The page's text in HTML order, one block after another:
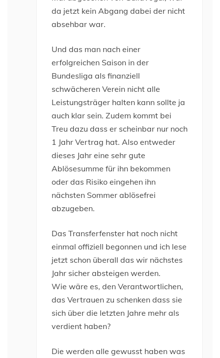
da jetzt kein Abgang dabei der nicht
absehbar war.
Und das man nach einer
erfolgreichen Saison in der
Bundesliga als finanziell
schwächeren Verein nicht alle
Leistungsträger halten kann sollte ja
auch klar sein. Zudem kommt bei
Treu dazu dass er scheinbar nur noch
1 Jahr Vertrag hat. Also entweder
dieses Jahr eine sehr gute
Ablösesumme für ihn bekommen
oder das Risiko eingehen ihn
nächsten Sommer ablösefrei
abzugeben.
Das Transferfenster hat noch nicht
einmal offiziell begonnen und ich lese
jetzt schon überall das wir nächstes
Jahr sicher absteigen werden.
Wie wäre es, den Verantwortlichen,
das Vertrauen zu schenken dass sie
sich über die letzten Jahre mehr als
verdient haben?
Die werden alle gewusst haben was